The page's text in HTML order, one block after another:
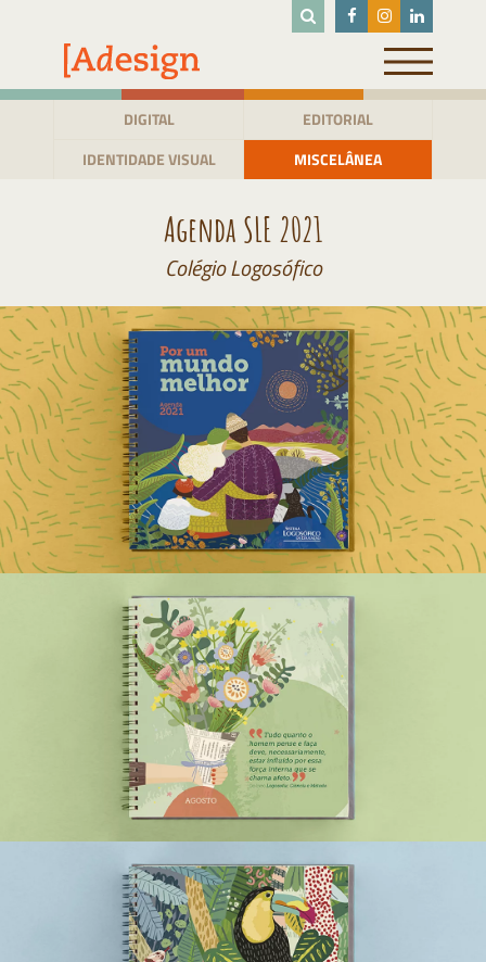
conteúdo
DIGITAL
EDITORIAL
IDENTIDADE VISUAL
MISCELÂNEA
Agenda SLE 2021
Colégio Logosófico